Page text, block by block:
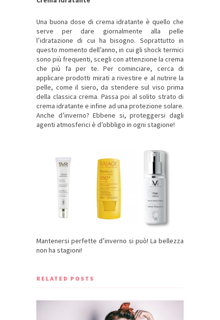
Una buona dose di crema idratante è quello che
serve per dare giornalmente alla pelle
l’idratazione di cui ha bisogno. Soprattutto in
questo momento dell’anno, in cui gli shock termici
sono più frequenti, scegli con attenzione la crema
che più fa per te. Per cominciare, cerca di
applicare prodotti mirati a rivestire e al nutrire la
pelle, come il siero, da stendere sul viso prima
della classica crema. Passa poi al solito strato di
crema idratante e infine ad una protezione solare.
Anche d’inverno? Ebbene si, proteggersi dagli
agenti atmosferici è d’obbligo in ogni stagione!
Mantenersi perfette d’inverno si può! La bellezza
non ha stagioni!
RELATED POSTS